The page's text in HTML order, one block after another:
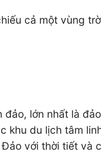
cả một vùng
lớn nhất là
khu du lịch tâm
với thời tiết và